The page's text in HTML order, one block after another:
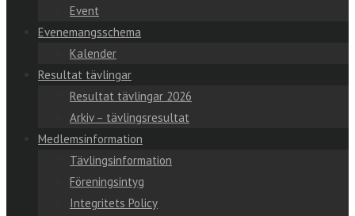
Event
Evenemangsschema
Kalender
Resultat tävlingar
Resultat tävlingar 2026
Arkiv – tävlingsresultat
Medlemsinformation
Tävlingsinformation
Föreningsintyg
Integritets Policy